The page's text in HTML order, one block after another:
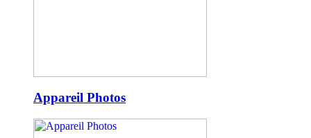
Appareil Photos